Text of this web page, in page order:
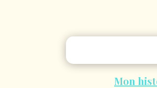
Mon